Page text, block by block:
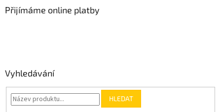
Přijímáme online platby
Vyhledávání
HLEDAT